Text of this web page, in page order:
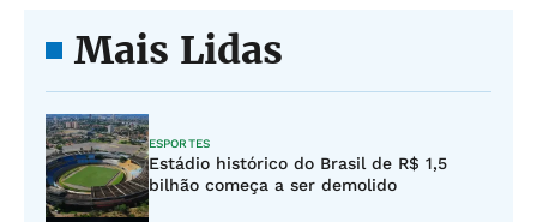
Mais Lidas
ESPORTES
Estádio histórico do Brasil de R$ 1,5
bilhão começa a ser demolido